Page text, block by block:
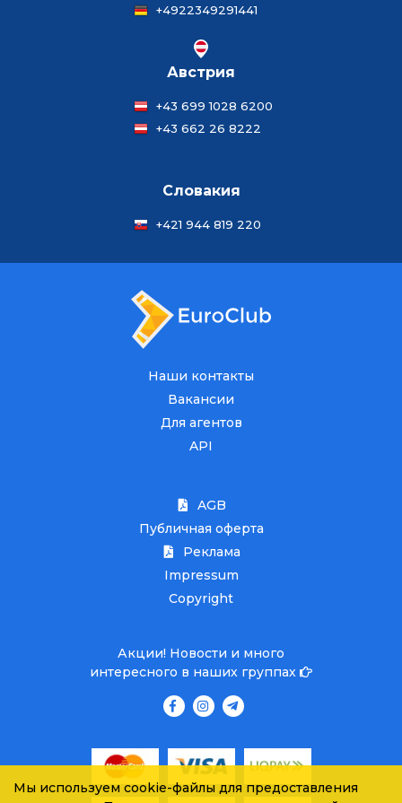
+4922349291441
Австрия
+43 699 1028 6200
+43 662 26 8222
Словакия
+421 944 819 220
Наши контакты
Вакансии
Для агентов
API
AGB
Публичная оферта
Реклама
Impressum
Copyright
Акции! Новости и много
интересного в наших группах
Мы используем cookie-файлы для предоставления